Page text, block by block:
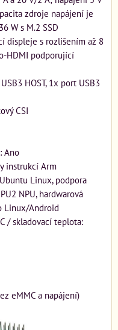
zdroje napájení je
W s M.2 SSD
displeje s rozlišením až 8
HDMI podporující
HOST, 1x port USB3
CSI
Ano
instrukcí Arm
Linux, podpora
NPU, hardwarová
Linux/Android
/ skladovací teplota:
eMMC a napájení)